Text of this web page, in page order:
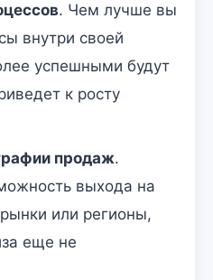
. Чем лучше вы
внутри своей
успешными будут
к росту
продаж.
выхода на
или регионы,
еще не